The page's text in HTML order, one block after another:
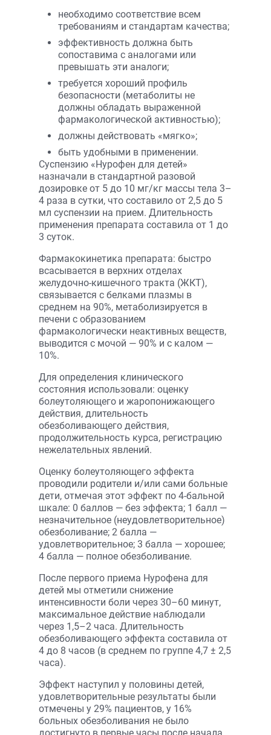
необходимо соответствие всем
требованиям и стандартам качества;
эффективность должна быть
сопоставима с аналогами или
превышать эти аналоги;
требуется хороший профиль
безопасности (метаболиты не
должны обладать выраженной
фармакологической активностью);
должны действовать «мягко»;
быть удобными в применении.
Суспензию «Нурофен для детей»
назначали в стандартной разовой
дозировке от 5 до 10 мг/кг массы тела 3–
4 раза в сутки, что составило от 2,5 до 5
мл суспензии на прием. Длительность
применения препарата составила от 1 до
3 суток.
Фармакокинетика препарата: быстро
всасывается в верхних отделах
желудочно-кишечного тракта (ЖКТ),
связывается с белками плазмы в
среднем на 90%, метаболизируется в
печени с образованием
фармакологически неактивных веществ,
выводится с мочой — 90% и с калом —
10%.
Для определения клинического
состояния использовали: оценку
болеутоляющего и жаропонижающего
действия, длительность
обезболивающего действия,
продолжительность курса, регистрацию
нежелательных явлений.
Оценку болеутоляющего эффекта
проводили родители и/или сами больные
дети, отмечая этот эффект по 4-бальной
шкале: 0 баллов — без эффекта; 1 балл —
незначительное (неудовлетворительное)
обезболивание; 2 балла —
удовлетворительное; 3 балла — хорошее;
4 балла — полное обезболивание.
После первого приема Нурофена для
детей мы отметили снижение
интенсивности боли через 30–60 минут,
максимальное действие наблюдали
через 1,5–2 часа. Длительность
обезболивающего эффекта составила от
4 до 8 часов (в среднем по группе 4,7 ± 2,5
часа).
Эффект наступил у половины детей,
удовлетворительные результаты были
отмечены у 29% пациентов, у 16%
больных обезболивания не было
достигнуто в первые часы после начала